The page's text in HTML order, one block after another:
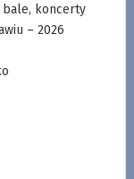
bale, koncerty
– 2026